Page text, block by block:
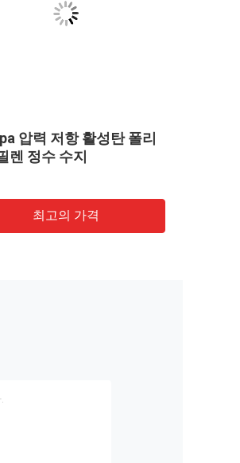
압력 저항 활성탄 폴리
렌 정수 수지
최고의 가격